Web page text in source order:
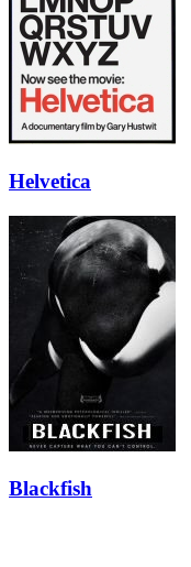
Helvetica
Blackfish